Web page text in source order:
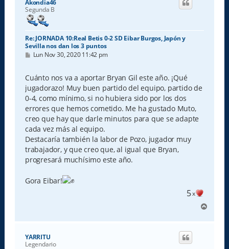
Akondia46
Segunda B
Re: JORNADA 10:Real Betis 0-2 SD Eibar Burgos, Japón y
Sevilla nos dan los 3 puntos
M
s
a
j
e
Lun Nov 30, 2020 11:42 pm
Cuánto nos va a aportar Bryan Gil este año. ¡Qué
jugadorazo! Muy buen partido del equipo, partido de
0-4, como mínimo, si no hubiera sido por los dos
errores que hemos cometido. Me ha gustado Muto,
creo que hay que darle minutos para que se adapte
cada vez más al equipo.
Destacaría también la labor de Pozo, jugador muy
trabajador, y que creo que, al igual que Bryan,
progresará muchísimo este año.
Gora Eibar!
5x
r
YARRITU
Legendario